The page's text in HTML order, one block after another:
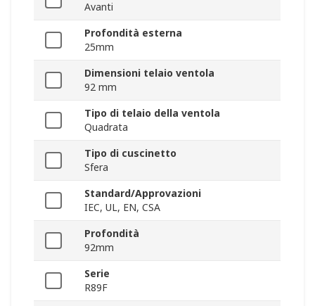
Avanti
Profondità esterna
25mm
Dimensioni telaio ventola
92 mm
Tipo di telaio della ventola
Quadrata
Tipo di cuscinetto
Sfera
Standard/Approvazioni
IEC, UL, EN, CSA
Profondità
92mm
Serie
R89F